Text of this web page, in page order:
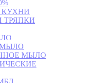
КУХНИ
ТРЯПКИ
МЫЛО
МЫЛО